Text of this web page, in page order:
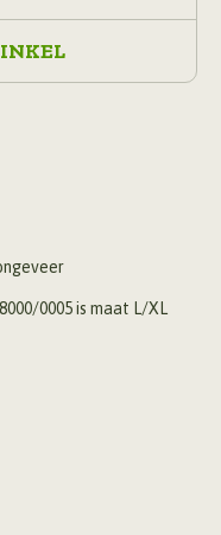
0005 is maat L/XL